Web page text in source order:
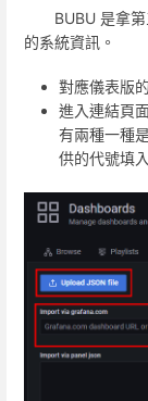
BUBU 是拿第
的系統資訊。
對應儀表版
進入連結頁
有兩種一種
供的代號填